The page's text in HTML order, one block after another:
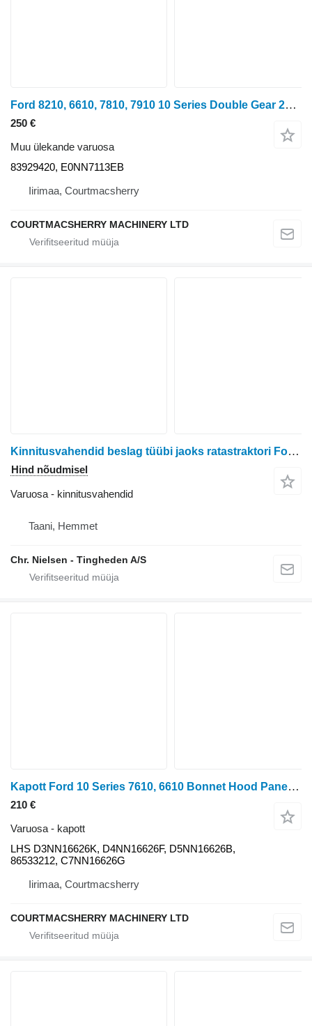
Ford 8210, 6610, 7810, 7910 10 Series Double Gear 23, 37 T 83929420, tüübi jaoks ratastraktori Ford 10 Series
250 €
Muu ülekande varuosa
83929420, E0NN7113EB
Iirimaa, Courtmacsherry
COURTMACSHERRY MACHINERY LTD
Kinnitusvahendid beslag tüübi jaoks ratastraktori Ford 6610
Hind nõudmisel
Varuosa - kinnitusvahendid
Taani, Hemmet
Chr. Nielsen - Tingheden A/S
Kapott Ford 10 Series 7610, 6610 Bonnet Hood Panel 2 Holes, D3nn16626k, D4nn LHS tüübi jaoks ratastraktori
210 €
Varuosa - kapott
LHS D3NN16626K, D4NN16626F, D5NN16626B,
86533212, C7NN16626G
Iirimaa, Courtmacsherry
COURTMACSHERRY MACHINERY LTD